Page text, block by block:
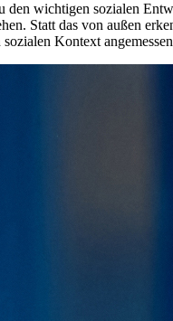
den wichtigen sozialen
Statt das von außen
Kontext